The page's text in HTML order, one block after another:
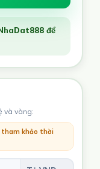
để
và vàng:
tham khảo thời